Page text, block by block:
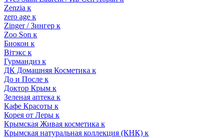
Zenzia к
zero age к
Zinger / Зингер к
Zoo Son к
Биокон к
Вiтэкс к
Гурмандиз к
ДК Домашняя Косметика к
До и После к
Доктор Крым к
Зеленая аптека к
Кафе Красоты к
Корея от Леры к
Крымская Живая косметика к
Крымская натуральная коллекция (КНК) к